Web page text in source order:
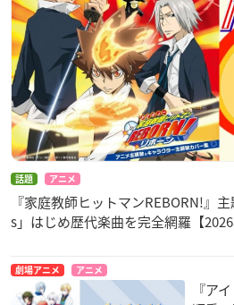
話題 アニメ
『家庭教師ヒットマンREBORN!』
s」はじめ歴代楽曲を完全網羅【2026
劇場アニメ アニメ
『ア